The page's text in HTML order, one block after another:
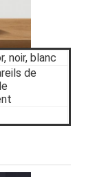
noir, blanc
de